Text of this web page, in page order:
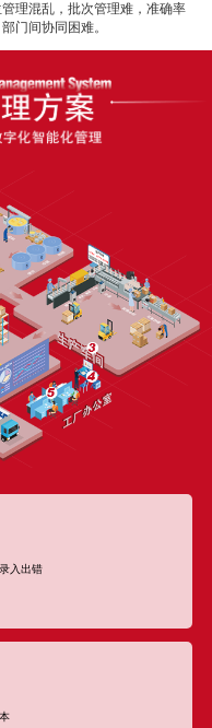
理混乱，批次管理难，准确率
门间协同困难。
入出错